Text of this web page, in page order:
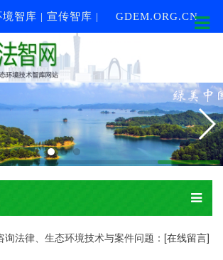
智库 | 宣传智库 | GDEM.ORG.CN
法律、生态环境技术与案件问题： [在线留言]